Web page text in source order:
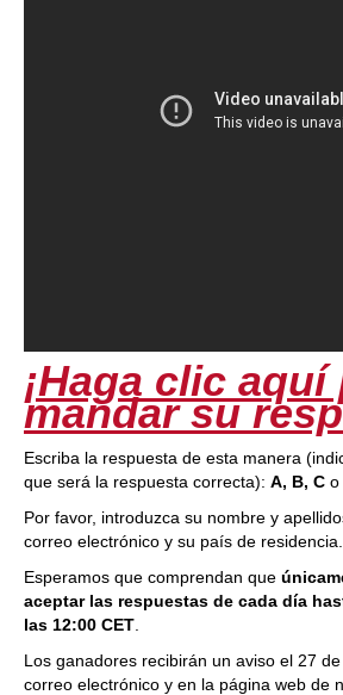
¡Haga clic aquí
mandar su
Escriba la respuesta de esta manera
que será la respuesta correcta): A, B, C o
Por favor, introduzca su nombre y
correo electrónico y su país de residencia.
Esperamos que comprendan que
aceptar las respuestas de cada día
las 12:00 CET
Los ganadores recibirán un aviso el 27
correo electrónico y en la página web de